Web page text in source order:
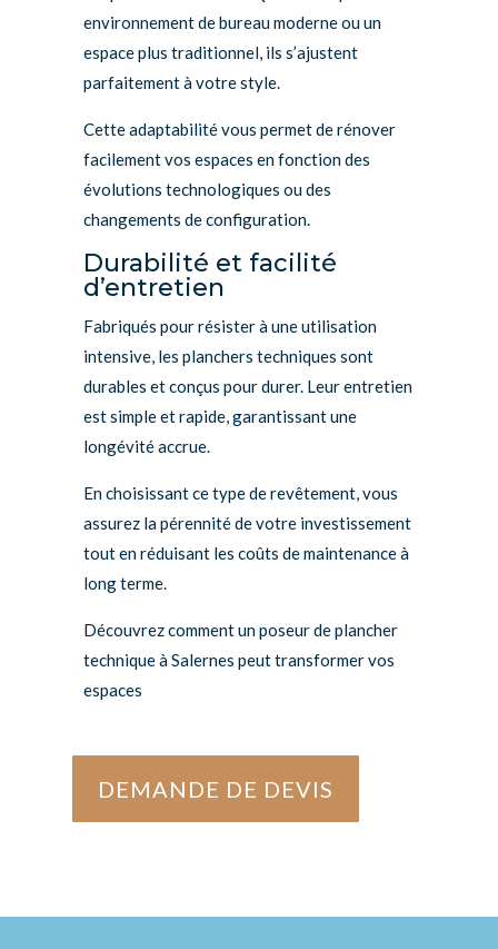
environnement de bureau moderne ou un
espace plus traditionnel, ils s’ajustent
parfaitement à votre style.
Cette adaptabilité vous permet de rénover
facilement vos espaces en fonction des
évolutions technologiques ou des
changements de configuration.
Durabilité et facilité
d’entretien
Fabriqués pour résister à une utilisation
intensive, les planchers techniques sont
durables et conçus pour durer. Leur entretien
est simple et rapide, garantissant une
longévité accrue.
En choisissant ce type de revêtement, vous
assurez la pérennité de votre investissement
tout en réduisant les coûts de maintenance à
long terme.
Découvrez comment un poseur de plancher
technique à Salernes peut transformer vos
espaces
DEMANDE DE DEVIS